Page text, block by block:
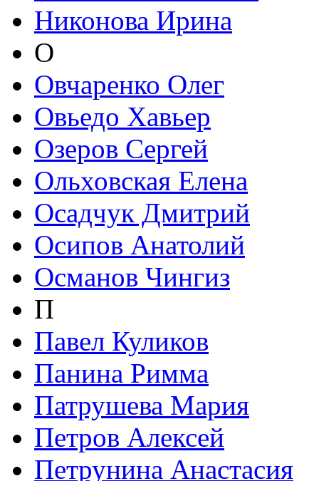
Никонова Ирина
О
Овчаренко Олег
Овьедо Хавьер
Озеров Сергей
Ольховская Елена
Осадчук Дмитрий
Осипов Анатолий
Османов Чингиз
П
Павел Куликов
Панина Римма
Патрушева Мария
Петров Алексей
Петрунина Анастасия